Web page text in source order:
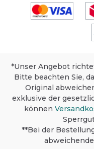
schützen. Umweltschutz: Richtige
Dosierung
Umwelt.
der
Produktcode: GU 50.
Anwendung
beachten. Fußbodenreinigung: Boden
mit sauberem
Reinigungs-
beachten. Produktsicherheit, Lagerung
und Umweltschutz
Produkt ist
Gebrauch
an
Ausführliche
Sicherheitsdatenblatt.
*Unser Angebot
Bitte beachten Sie,
Original
exklusive der
können
**Bei der